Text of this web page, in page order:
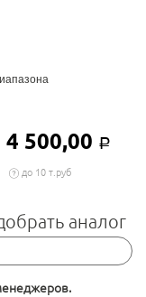
4 500,00 Р
до 10 т.руб
аналог